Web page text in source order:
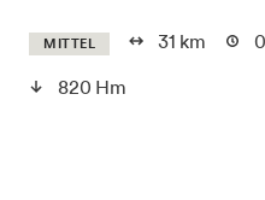
MITTEL 31 km
820 Hm